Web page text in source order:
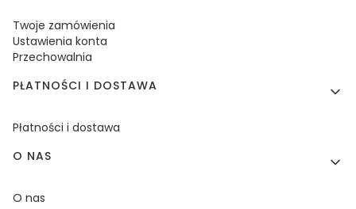
Twoje zamówienia
Ustawienia konta
Przechowalnia
PŁATNOŚCI I DOSTAWA
Płatności i dostawa
O NAS
O nas